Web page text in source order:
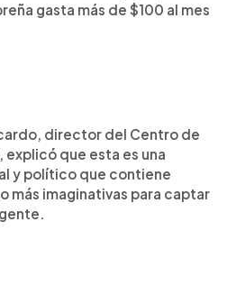
gasta más de $100 al mes
director del Centro de
explicó que esta es una
y político que contiene
más imaginativas para captar